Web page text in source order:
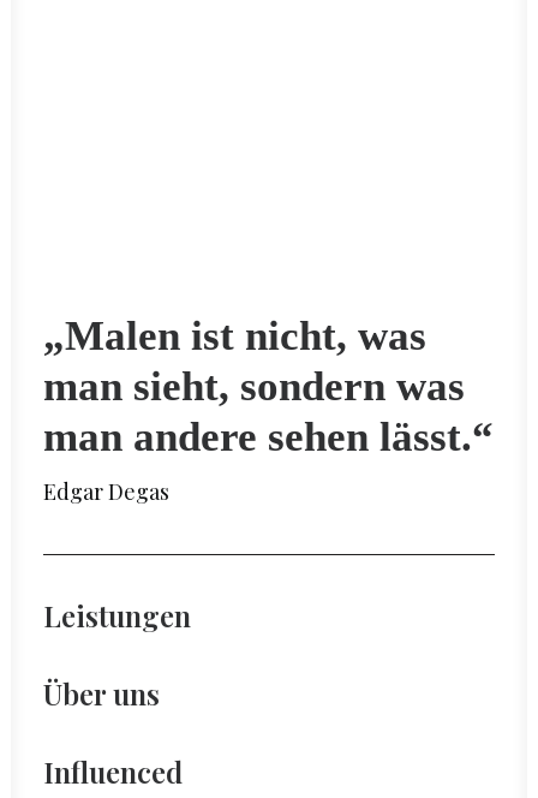
„Malen ist nicht, was
man sieht, sondern was
man andere sehen lässt.“
Edgar Degas
Leistungen
Über uns
Influenced